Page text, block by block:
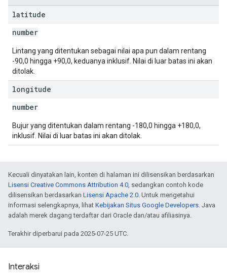
latitude
number
Lintang yang ditentukan sebagai nilai apa pun dalam rentang
-90,0 hingga +90,0, keduanya inklusif. Nilai di luar batas ini akan
ditolak.
longitude
number
Bujur yang ditentukan dalam rentang -180,0 hingga +180,0,
inklusif. Nilai di luar batas ini akan ditolak.
Kecuali dinyatakan lain, konten di halaman ini dilisensikan berdasarkan
Lisensi Creative Commons Attribution 4.0, sedangkan contoh kode
dilisensikan berdasarkan Lisensi Apache 2.0. Untuk mengetahui
informasi selengkapnya, lihat Kebijakan Situs Google Developers. Java
adalah merek dagang terdaftar dari Oracle dan/atau afiliasinya.
Terakhir diperbarui pada 2025-07-25 UTC.
Interaksi